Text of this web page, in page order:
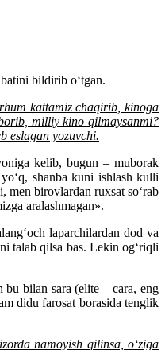
bildirib o‘tgan.
kattamiz chaqirib, kinoga
milliy kino qilmaysanmi?
eslagan yozuvchi.
kelib, bugun – muborak
shanba kuni ishlash kulli
men birovlardan ruxsat so‘rab
aralashmagan».
laparchilardan dod va
talab qilsa bas. Lekin og‘riqli
bu bilan sara (elite – cara, eng
didu farosat borasida tenglik
namoyish qilinsa, o‘ziga